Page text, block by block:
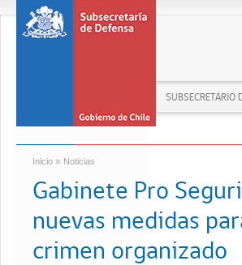
SUBSECRETARIO
Inicio » Noticias
Gabinete Pro
nuevas medidas
crimen organizado